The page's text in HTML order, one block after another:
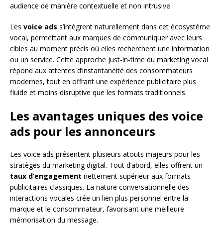
audience de manière contextuelle et non intrusive.
Les voice ads s’intègrent naturellement dans cet écosystème
vocal, permettant aux marques de communiquer avec leurs
cibles au moment précis où elles recherchent une information
ou un service. Cette approche just-in-time du marketing vocal
répond aux attentes d’instantanéité des consommateurs
modernes, tout en offrant une expérience publicitaire plus
fluide et moins disruptive que les formats traditionnels.
Les avantages uniques des voice
ads pour les annonceurs
Les voice ads présentent plusieurs atouts majeurs pour les
stratèges du marketing digital. Tout d’abord, elles offrent un
taux d’engagement nettement supérieur aux formats
publicitaires classiques. La nature conversationnelle des
interactions vocales crée un lien plus personnel entre la
marque et le consommateur, favorisant une meilleure
mémorisation du message.